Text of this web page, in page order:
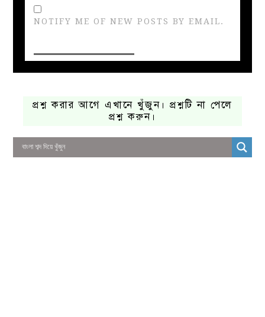
NOTIFY ME OF NEW POSTS BY EMAIL.
প্রশ্ন করার আগে এখানে খুঁজুন। প্রশ্নটি না পেলে
প্রশ্ন করুন।